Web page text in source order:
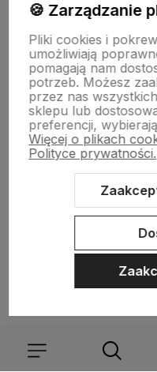
Moje konto
Informacje
O nas
Sklep internetowy
🍪 Zarządzanie
Pliki cookies i
umożliwiają
pomagają nam
potrzeb. Możesz
przez nas
sklepu lub
preferencji,
Więcej o plikach
Polityce prywatności.